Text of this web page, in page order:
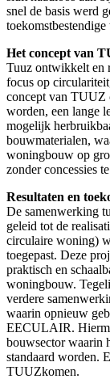
snel de basis werd
Het concept van
Tuuz ontwikkelt en
focus op
concept van TUUZ
worden, een lange
mogelijk
bouwmaterialen,
woningbouw op
zonder concessies
Resultaten en
De samenwerking
geleid tot de
circulaire woning)
toegepast. Deze
praktisch en
woningbouw.
verdere
waarin opnieuw
EECULAIR.
bouwsector waarin
standaard worden.
TUUZkomen.